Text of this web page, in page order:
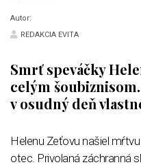
Autor:
REDAKCIA EVITA
Smrť speváčky
celým
v osudný deň
Helenu Zeťovu našiel
otec. Privolaná záchranná